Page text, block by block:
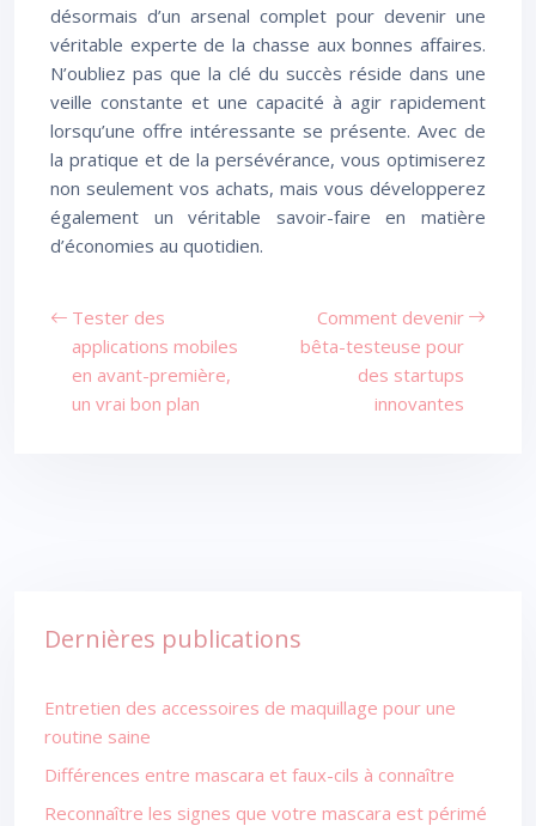
désormais d’un arsenal complet pour devenir une
véritable experte de la chasse aux bonnes affaires.
N’oubliez pas que la clé du succès réside dans une
veille constante et une capacité à agir rapidement
lorsqu’une offre intéressante se présente. Avec de
la pratique et de la persévérance, vous optimiserez
non seulement vos achats, mais vous développerez
également un véritable savoir-faire en matière
d’économies au quotidien.
Tester des
applications mobiles
en avant-première,
un vrai bon plan
Comment devenir
bêta-testeuse pour
des startups
innovantes
Dernières publications
Entretien des accessoires de maquillage pour une
routine saine
Différences entre mascara et faux-cils à connaître
Reconnaître les signes que votre mascara est périmé